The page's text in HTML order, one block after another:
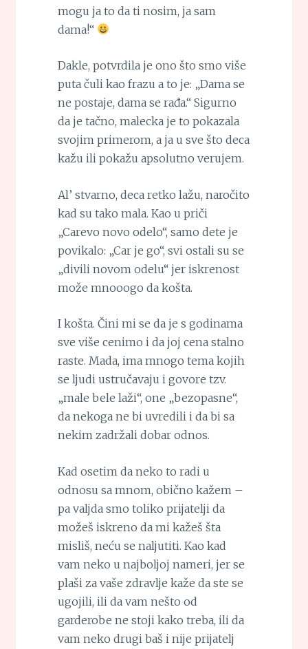
mogu ja to da ti nosim, ja sam
dama!“
Dakle, potvrdila je ono što smo više
puta čuli kao frazu a to je: „Dama se
ne postaje, dama se rađa.“ Sigurno
da je tačno, malecka je to pokazala
svojim primerom, a ja u sve što deca
kažu ili pokažu apsolutno verujem.
Al’ stvarno, deca retko lažu, naročito
kad su tako mala. Kao u priči
„Carevo novo odelo“, samo dete je
povikalo: „Car je go“, svi ostali su se
„divili novom odelu“ jer iskrenost
može mnooogo da košta.
I košta. Čini mi se da je s godinama
sve više cenimo i da joj cena stalno
raste. Mada, ima mnogo tema kojih
se ljudi ustručavaju i govore tzv.
„male bele laži“, one „bezopasne“,
da nekoga ne bi uvredili i da bi sa
nekim zadržali dobar odnos.
Kad osetim da neko to radi u
odnosu sa mnom, obično kažem –
pa valjda smo toliko prijatelji da
možeš iskreno da mi kažeš šta
misliš, neću se naljutiti. Kao kad
vam neko u najboljoj nameri, jer se
plaši za vaše zdravlje kaže da ste se
ugojili, ili da vam nešto od
garderobe ne stoji kako treba, ili da
vam neko drugi baš i nije prijatelj